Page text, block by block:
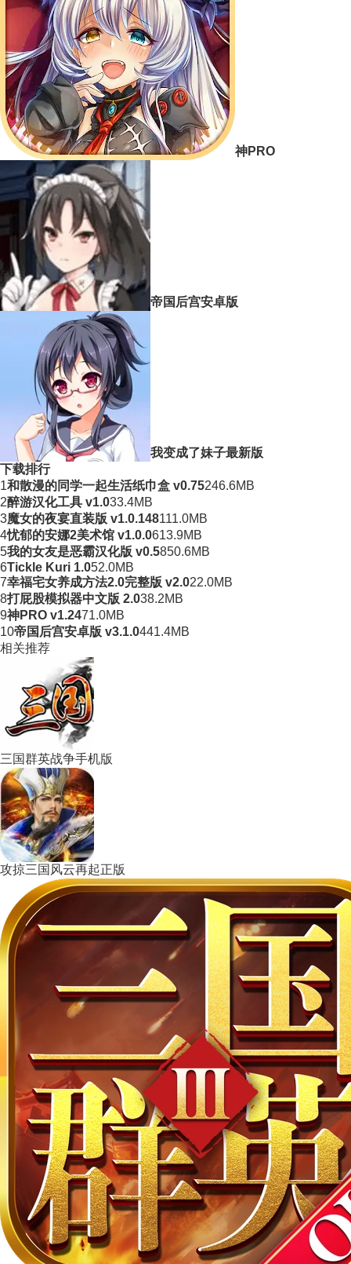
神PRO
帝国后宫安卓版
我变成了妹子最新版
下载排行
1和散漫的同学一起生活纸巾盒 v0.75246.6MB
2醉游汉化工具 v1.033.4MB
3魔女的夜宴直装版 v1.0.148111.0MB
4忧郁的安娜2美术馆 v1.0.0613.9MB
5我的女友是恶霸汉化版 v0.5850.6MB
6Tickle Kuri 1.052.0MB
7幸福宅女养成方法2.0完整版 v2.022.0MB
8打屁股模拟器中文版 2.038.2MB
9神PRO v1.2471.0MB
10帝国后宫安卓版 v3.1.0441.4MB
相关推荐
三国群英战争手机版
攻掠三国风云再起正版